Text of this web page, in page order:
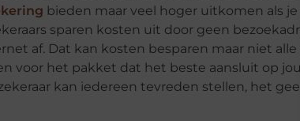
bieden maar veel hoger uitkomen als je
sparen kosten uit door geen
af. Dat kan kosten besparen maar niet alle
voor het pakket dat het beste aansluit op
kan iedereen tevreden stellen, het